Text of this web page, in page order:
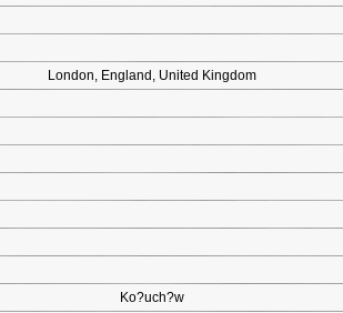
London, England, United Kingdom
Ko?uch?w